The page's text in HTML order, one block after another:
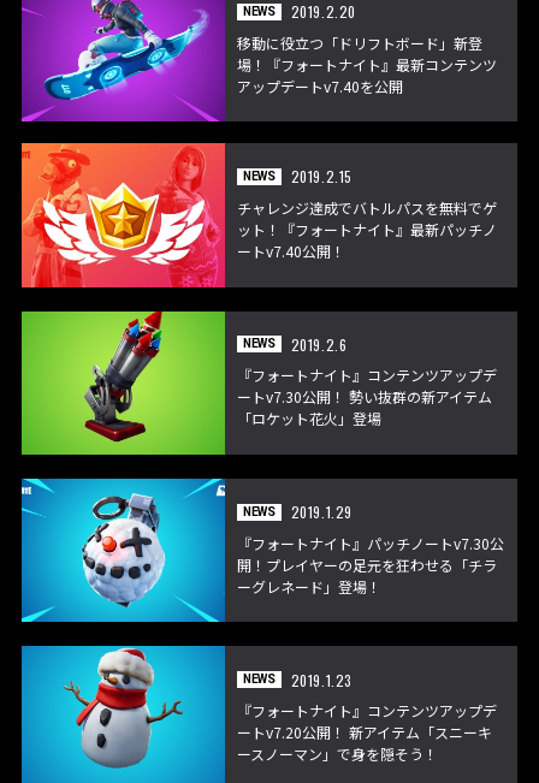
NEWS
2019.2.20
移動に役立つ「ドリフトボード」新登
場！『フォートナイト』最新コンテンツ
アップデートv7.40を公開
NEWS
2019.2.15
チャレンジ達成でバトルパスを無料でゲ
ット！『フォートナイト』最新パッチノ
ートv7.40公開！
NEWS
2019.2.6
『フォートナイト』コンテンツアップデ
ートv7.30公開！ 勢い抜群の新アイテム
「ロケット花火」登場
NEWS
2019.1.29
『フォートナイト』パッチノートv7.30公
開！プレイヤーの足元を狂わせる「チラ
ーグレネード」登場！
NEWS
2019.1.23
『フォートナイト』コンテンツアップデ
ートv7.20公開！ 新アイテム「スニーキ
ースノーマン」で身を隠そう！